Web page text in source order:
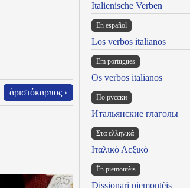
ἀριστόκαρπος ›
Italienische Verben
En español
Los verbos italianos
Em portugues
Os verbos italianos
По русски
Итальянские глаголы
Στα ελληνικά
Ιταλικό Λεξικό
Ën piemontèis
Dissionari piemontèis